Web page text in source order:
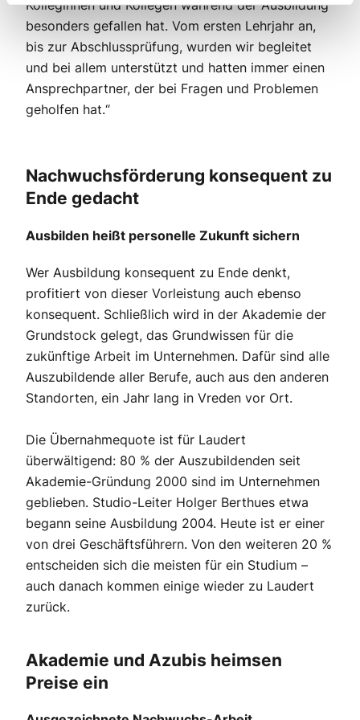
Kolleginnen und Kollegen während der Ausbildung
besonders gefallen hat. Vom ersten Lehrjahr an,
bis zur Abschlussprüfung, wurden wir begleitet
und bei allem unterstützt und hatten immer einen
Ansprechpartner, der bei Fragen und Problemen
geholfen hat.“
Nachwuchsförderung konsequent zu
Ende gedacht
Ausbilden heißt personelle Zukunft sichern
Wer Ausbildung konsequent zu Ende denkt,
profitiert von dieser Vorleistung auch ebenso
konsequent. Schließlich wird in der Akademie der
Grundstock gelegt, das Grundwissen für die
zukünftige Arbeit im Unternehmen. Dafür sind alle
Auszubildende aller Berufe, auch aus den anderen
Standorten, ein Jahr lang in Vreden vor Ort.
Die Übernahmequote ist für Laudert
überwältigend: 80 % der Auszubildenden seit
Akademie-Gründung 2000 sind im Unternehmen
geblieben. Studio-Leiter Holger Berthues etwa
begann seine Ausbildung 2004. Heute ist er einer
von drei Geschäftsführern. Von den weiteren 20 %
entscheiden sich die meisten für ein Studium –
auch danach kommen einige wieder zu Laudert
zurück.
Akademie und Azubis heimsen
Preise ein